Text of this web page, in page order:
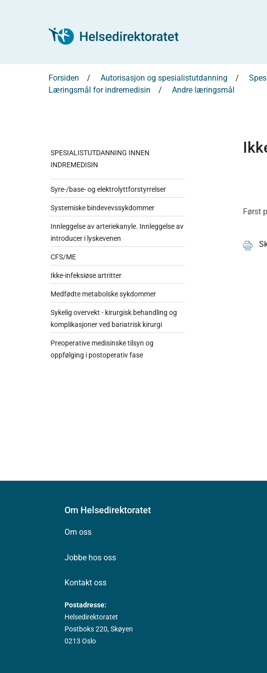
Forsiden Autorisasjon og spesialistutdanning
Læringsmål for indremedisin
Andre læringsmål
SPESIALISTUTDANNING INNEN
INDREMEDISIN
Syre-/base- og elektrolyttforstyrrelser
Systemiske bindevevssykdommer
Innleggelse av arteriekanyle. Innleggelse av
introducer i lyskevenen
CFS/ME
Ikke-infeksiøse artritter
Medfødte metabolske sykdommer
Sykelig overvekt - kirurgisk behandling og
komplikasjoner ved bariatrisk kirurgi
Preoperative medisinske tilsyn og
oppfølging i postoperativ fase
Først
Om Helsedirektoratet
Om oss
Jobbe hos oss
Kontakt oss
Postadresse:
Helsedirektoratet
Postboks 220, Skøyen
0213 Oslo